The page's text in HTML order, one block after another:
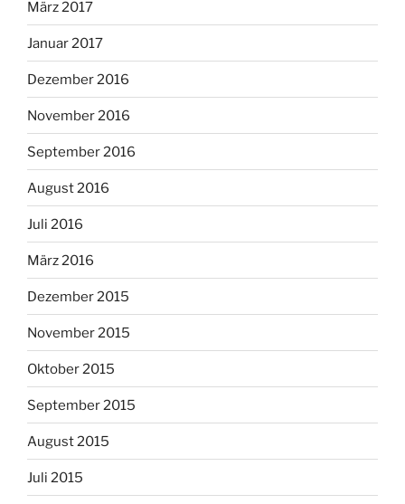
März 2017
Januar 2017
Dezember 2016
November 2016
September 2016
August 2016
Juli 2016
März 2016
Dezember 2015
November 2015
Oktober 2015
September 2015
August 2015
Juli 2015